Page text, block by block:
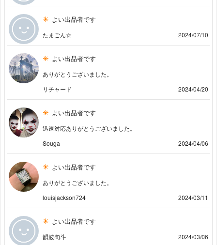
よい出品者です
たまごん☆ 2024/07/10
よい出品者です
ありがとうございました。
リチャード
2024/04/20
よい出品者です
迅速対応ありがとうございました。
Souga
2024/04/06
よい出品者です
ありがとうございました。
louisjackson724
2024/03/11
よい出品者です
韻波句斗 2024/03/06